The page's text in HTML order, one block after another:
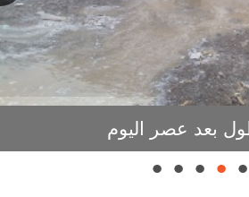
بعد عصر اليوم